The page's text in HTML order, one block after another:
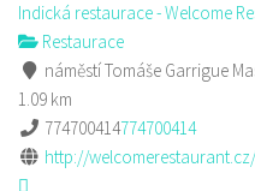
Indická restaurace - Welcome
Restaurace
náměstí Tomáše Garrigue
1.09 km
774700414774700414
http://welcomerestaurant.cz/